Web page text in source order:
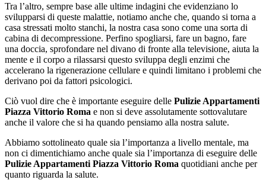
Tra l’altro, sempre base alle ultime indagini che evidenziano lo
svilupparsi di queste malattie, notiamo anche che, quando si torna a
casa stressati molto stanchi, la nostra casa sono come una sorta di
cabina di decompressione. Perfino spogliarsi, fare un bagno, fare
una doccia, sprofondare nel divano di fronte alla televisione, aiuta la
mente e il corpo a rilassarsi questo sviluppa degli enzimi che
accelerano la rigenerazione cellulare e quindi limitano i problemi che
derivano poi da fattori psicologici.
Ciò vuol dire che è importante eseguire delle Pulizie Appartamenti
Piazza Vittorio Roma e non si deve assolutamente sottovalutare
anche il valore che si ha quando pensiamo alla nostra salute.
Abbiamo sottolineato quale sia l’importanza a livello mentale, ma
non ci dimentichiamo anche quale sia l’importanza di eseguire delle
Pulizie Appartamenti Piazza Vittorio Roma quotidiani anche per
quanto riguarda la salute.